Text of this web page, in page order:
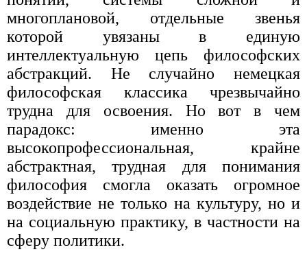
многоплановой, отдельные звенья
которой увязаны в единую
интеллектуальную цепь философских
абстракций. Не случайно немецкая
философская классика чрезвычайно
трудна для освоения. Но вот в чем
парадокс: именно эта
высокопрофессиональная, крайне
абстрактная, трудная для понимания
философия смогла оказать огромное
воздействие не только на культуру, но и
на социальную практику, в частности на
сферу политики.